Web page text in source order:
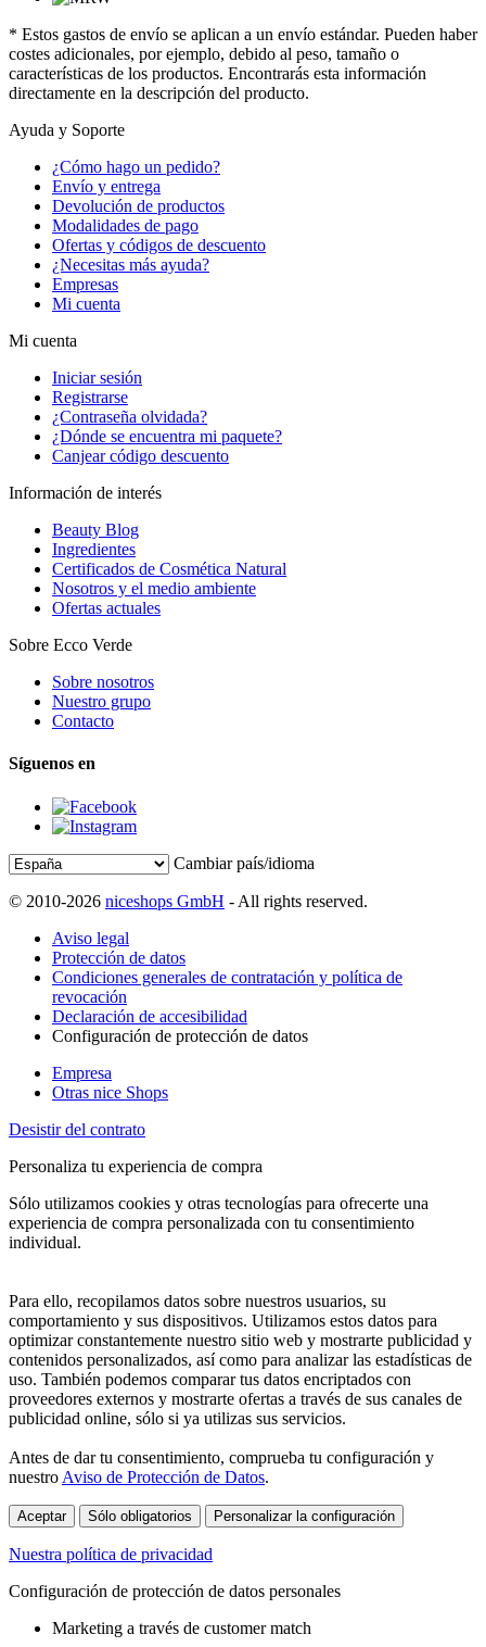
* Estos gastos de envío se aplican a un envío estándar. Pueden haber
costes adicionales, por ejemplo, debido al peso, tamaño o
características de los productos. Encontrarás esta información
directamente en la descripción del producto.
Ayuda y Soporte
¿Cómo hago un pedido?
Envío y entrega
Devolución de productos
Modalidades de pago
Ofertas y códigos de descuento
¿Necesitas más ayuda?
Empresas
Mi cuenta
Mi cuenta
Iniciar sesión
Registrarse
¿Contraseña olvidada?
¿Dónde se encuentra mi paquete?
Canjear código descuento
Información de interés
Beauty Blog
Ingredientes
Certificados de Cosmética Natural
Nosotros y el medio ambiente
Ofertas actuales
Sobre Ecco Verde
Sobre nosotros
Nuestro grupo
Contacto
Síguenos en
Cambiar país/idioma
© 2010-2026 niceshops GmbH - All rights reserved.
Aviso legal
Protección de datos
Condiciones generales de contratación y política de
revocación
Declaración de accesibilidad
Configuración de protección de datos
Empresa
Otras nice Shops
Desistir del contrato
Personaliza tu experiencia de compra
Sólo utilizamos cookies y otras tecnologías para ofrecerte una
experiencia de compra personalizada con tu consentimiento
individual.
Para ello, recopilamos datos sobre nuestros usuarios, su
comportamiento y sus dispositivos. Utilizamos estos datos para
optimizar constantemente nuestro sitio web y mostrarte publicidad y
contenidos personalizados, así como para analizar las estadísticas de
uso. También podemos comparar tus datos encriptados con
proveedores externos y mostrarte ofertas a través de sus canales de
publicidad online, sólo si ya utilizas sus servicios.
Antes de dar tu consentimiento, comprueba tu configuración y
nuestro Aviso de Protección de Datos.
Aceptar Sólo obligatorios Personalizar la configuración
Nuestra política de privacidad
Configuración de protección de datos personales
Marketing a través de customer match